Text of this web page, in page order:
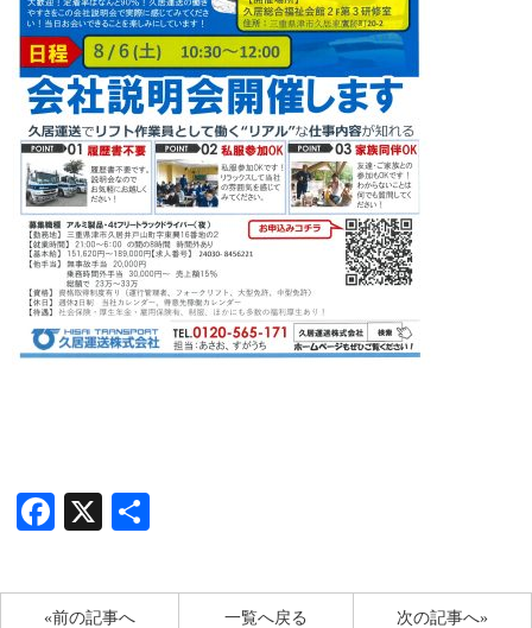
Facebook
X
«前の記事へ 次の記事へ»
一覧へ戻る